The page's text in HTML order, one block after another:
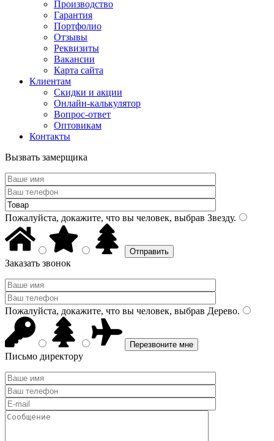
Производство
Гарантия
Портфолио
Отзывы
Реквизиты
Вакансии
Карта сайта
Клиентам
Скидки и акции
Онлайн-калькулятор
Вопрос-ответ
Оптовикам
Контакты
Вызвать замерщика
Пожалуйста, докажите, что вы человек, выбрав Звезду.
Заказать звонок
Пожалуйста, докажите, что вы человек, выбрав Дерево.
Письмо директору